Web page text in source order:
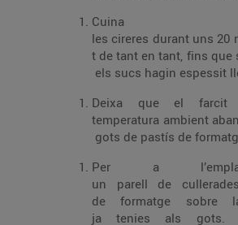
Cuina
les cireres durant uns 20
t de tant en tant, fins que
els sucs hagin espessit
Deixa que el
temperatura ambient
gots de pastís de
Per a
un parell de
de formatge sobre
ja tenies als gots.